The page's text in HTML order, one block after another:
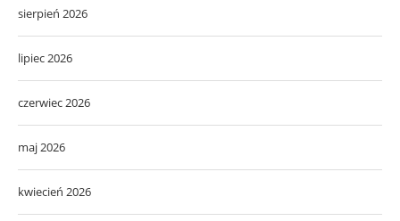
sierpień 2026
lipiec 2026
czerwiec 2026
maj 2026
kwiecień 2026